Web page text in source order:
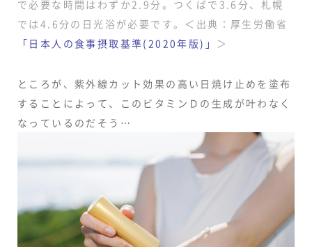
で必要な時間はわずか2.9分。つくばで3.6分、札幌
では4.6分の日光浴が必要です。＜出典：厚生労働省
「日本人の食事摂取基準(2020年版)」 ＞
ところが、紫外線カット効果の高い日焼け止めを塗布
することによって、このビタミンＤの生成が叶わなく
なっているのだそう…